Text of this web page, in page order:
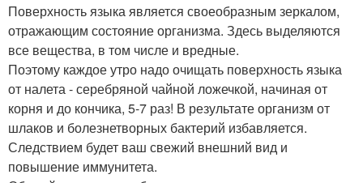
Поверхность языка является своеобразным зеркалом,
отражающим состояние организма. Здесь выделяются
все вещества, в том числе и вредные.
Поэтому каждое утро надо очищать поверхность языка
от налета - серебряной чайной ложечкой, начиная от
корня и до кончика, 5-7 раз! В результате организм от
шлаков и болезнетворных бактерий избавляется.
Следствием будет ваш свежий внешний вид и
повышение иммунитета.